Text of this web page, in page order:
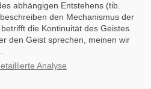
abhängigen Entstehens (tib.
den Mechanismus der
die Kontinuität des Geistes.
den Geist sprechen, meinen wir
Analyse